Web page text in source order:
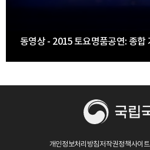
동영상 - 2015 토요명품공연: 종합
개인정보처리방침저작권정책사이